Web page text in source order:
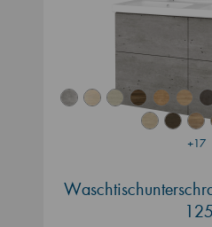
+17
125